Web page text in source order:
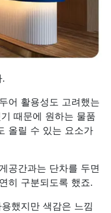
어 활용성도 고려했는
때문에 원하는 물품
올릴 수 있는 요소가
공간과는 단차를 두면
히 구분되도록 했죠.
했지만 색감은 느낌